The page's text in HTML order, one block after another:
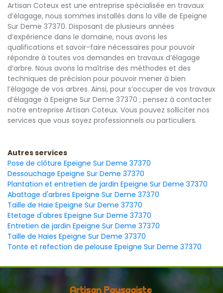
Artisan Coteux est une entreprise spécialisée en travaux
d’élagage, nous sommes installés dans la ville de Epeigne
Sur Deme 37370. Disposant de plusieurs années
d’expérience dans le domaine, nous avons les
qualifications et savoir-faire nécessaires pour pouvoir
répondre à toutes vos demandes en travaux d’élagage
d’arbre. Nous avons la maîtrise des méthodes et des
techniques de précision pour pouvoir mener à bien
l’élagage de vos arbres. Ainsi, pour s’occuper de vos travaux
d’élagage à Epeigne Sur Deme 37370 ; pensez à contacter
notre entreprise Artisan Coteux. Vous pouvez solliciter nos
services que vous soyez professionnels ou particuliers.
Autres services
Pose de clôture Epeigne Sur Deme 37370
Dessouchage Epeigne Sur Deme 37370
Plantation et entretien de jardin Epeigne Sur Deme 37370
Abattage d'arbres Epeigne Sur Deme 37370
Taille de Haie Epeigne Sur Deme 37370
Etetage d'abres Epeigne Sur Deme 37370
Entretien de jardin Epeigne Sur Deme 37370
Taille de Haies Epeigne Sur Deme 37370
Tonte et refection de pelouse Epeigne Sur Deme 37370